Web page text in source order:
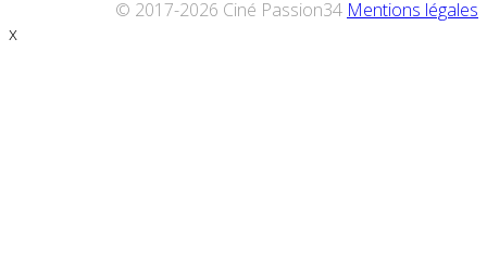
© 2017-2026 Ciné Passion34 Mentions légales
x